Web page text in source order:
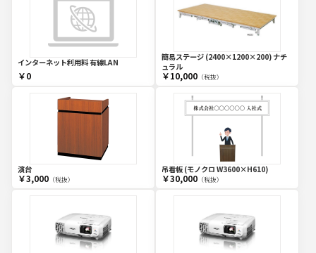
インターネット利用料 有線LAN
￥0
簡易ステージ (2400×1200×200) ナチ
ュラル
￥10,000（税抜）
演台
￥3,000（税抜）
吊看板 (モノクロ W3600×H610)
￥30,000（税抜）